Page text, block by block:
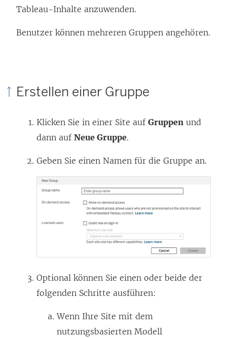
Tableau-Inhalte anzuwenden.
Benutzer können mehreren Gruppen angehören.
Erstellen einer Gruppe
Klicken Sie in einer Site auf Gruppen und
dann auf Neue Gruppe.
Geben Sie einen Namen für die Gruppe an.
Optional können Sie einen oder beide der
folgenden Schritte ausführen:
Wenn Ihre Site mit dem
nutzungsbasierten Modell